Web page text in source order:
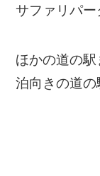
サファリパー
ほかの道の
泊向きの道の